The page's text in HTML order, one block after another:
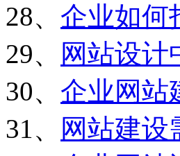
28、 企业如何
29、
网站设
30、 企业网站
31、
网站建设